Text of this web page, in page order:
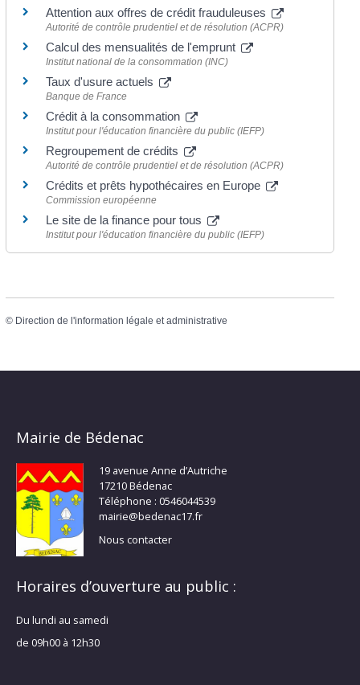
Attention aux offres de crédit frauduleuses
Autorité de contrôle prudentiel et de résolution (ACPR)
Calcul des mensualités de l'emprunt
Institut national de la consommation (INC)
Taux d'usure actuels
Banque de France
Crédit à la consommation
Institut pour l'éducation financière du public (IEFP)
Regroupement de crédits
Autorité de contrôle prudentiel et de résolution (ACPR)
Crédits et prêts hypothécaires en Europe
Commission européenne
Le site de la finance pour tous
Institut pour l'éducation financière du public (IEFP)
© Direction de l'information légale et administrative
Mairie de Bédenac
19 avenue Anne d’Autriche
17210 Bédenac
Téléphone : 0546044539
mairie@bedenac17.fr
Nous contacter
Horaires d’ouverture au public :
Du lundi au samedi
de 09h00 à 12h30